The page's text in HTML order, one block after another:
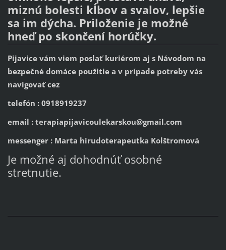
miznú bolesti kĺbov a svalov, lepšie
sa im dýcha. Priloženie je možné
hneď po skončení horúčky.
Pijavice vám viem poslať kuriérom aj s Návodom na
bezpečné domáce použitie a v prípade potreby vás
navigovať cez
telefón : 0918919237
email : terapiapijavicoulekarskou@gmail.com
messenger : Marta hirudoterapeutka Kolštromová
Je možné aj dohodnúť osobné
stretnutie.